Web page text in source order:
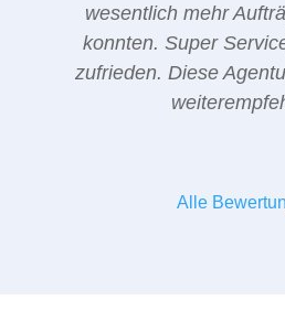
wesentlich mehr
konnten. Super
zufrieden. Diese
Alle